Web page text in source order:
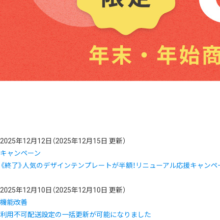
2025年12月12日 （2025年12月15日 更新）
キャンペーン
《終了》人気のデザインテンプレートが半額！リニューアル応援キャンペ
2025年12月10日 （2025年12月10日 更新）
機能改善
利用不可配送設定の一括更新が可能になりました